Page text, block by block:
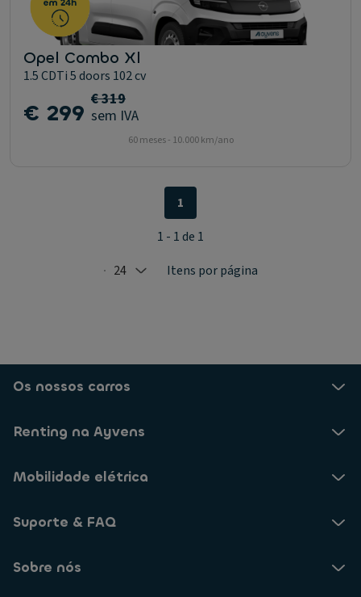
Opel Combo Xl
1.5 CDTi 5 doors 102 cv
€ 299 € 319
sem IVA
60 meses - 10.000 km/ano
Selected: 24
24 Itens por página
1
1 - 1 de 1
Os nossos carros
Renting na Ayvens
Mobilidade elétrica
Suporte & FAQ
Sobre nós